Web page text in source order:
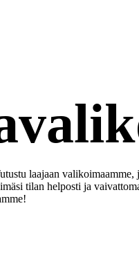
laajaan
tilan helposti ja